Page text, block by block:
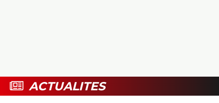
BOUTIQUE
ACTUALITES